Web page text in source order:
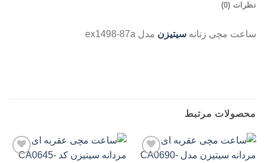
نظرات (0)
ساعت مچی زنانه سیتیزن مدل ex1498-87a
محصولات مرتبط